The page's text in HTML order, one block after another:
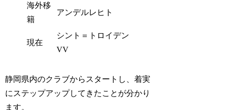
海外移
籍
アンデルレヒト
現在
シント＝トロイデン
VV
静岡県内のクラブからスタートし、着実
にステップアップしてきたことが分かり
ます。